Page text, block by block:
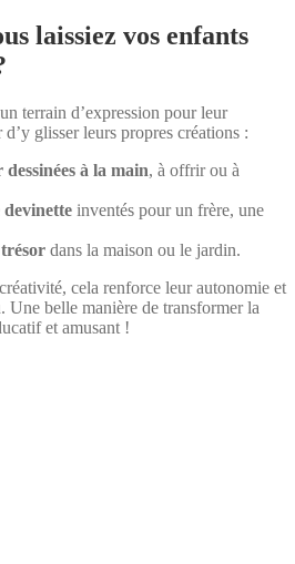
laissiez vos enfants
terrain d’expression pour leur
glisser leurs propres créations :
à la main, à offrir ou à
inventés pour un frère, une
dans la maison ou le jardin.
cela renforce leur autonomie et
Une belle manière de transformer la
et amusant !